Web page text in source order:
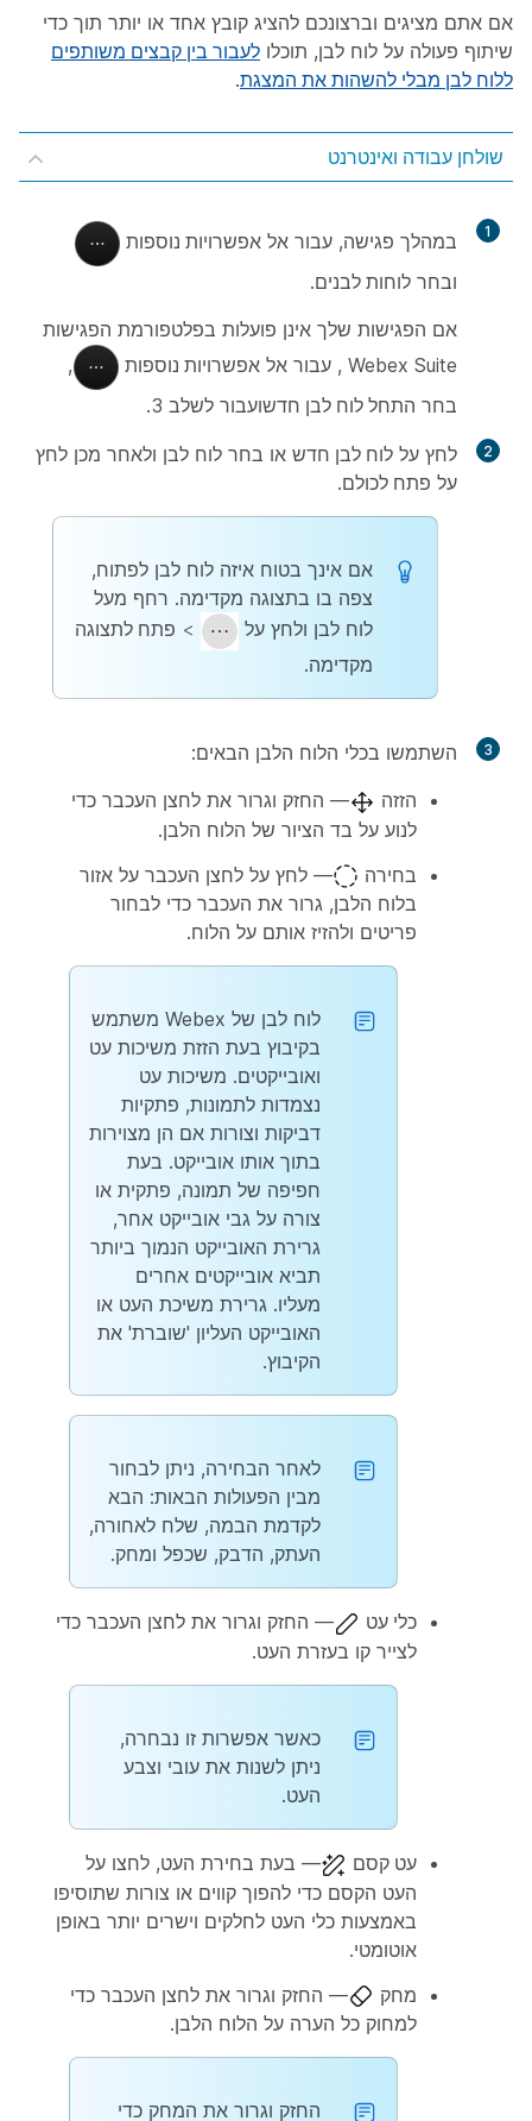
אם אתם מציגים וברצונכם להציג קובץ אחד או יותר תוך כדי
שיתוף פעולה על לוח לבן, תוכלו לעבור בין קבצים משותפים
ללוח לבן מבלי להשהות את המצגת.
שולחן עבודה ואינטרנט
1 במהלך פגישה, עבור אל אפשרויות נוספות
ובחר לוחות לבנים.
אם הפגישות שלך אינן פועלות בפלטפורמת הפגישות
Webex Suite , עבור אל אפשרויות נוספות
,
בחר התחל לוח לבן חדשועבור לשלב 3.
2 לחץ על לוח לבן חדש או בחר לוח לבן ולאחר מכן לחץ
על פתח לכולם.
אם אינך בטוח איזה לוח לבן לפתוח,
צפה בו בתצוגה מקדימה. רחף מעל
לוח לבן ולחץ על
> פתח לתצוגה
מקדימה.
3
השתמשו בכלי הלוח הלבן הבאים:
הזזה
— החזק וגרור את לחצן העכבר כדי
לנוע על בד הציור של הלוח הלבן.
בחירה
— לחץ על לחצן העכבר על אזור
בלוח הלבן, גרור את העכבר כדי לבחור
פריטים ולהזיז אותם על הלוח.
לוח לבן של Webex משתמש
בקיבוץ בעת הזזת משיכות עט
ואובייקטים. משיכות עט
נצמדות לתמונות, פתקיות
דביקות וצורות אם הן מצוירות
בתוך אותו אובייקט. בעת
חפיפה של תמונה, פתקית או
צורה על גבי אובייקט אחר,
גרירת האובייקט הנמוך ביותר
תביא אובייקטים אחרים
מעליו. גרירת משיכת העט או
האובייקט העליון 'שוברת' את
הקיבוץ.
לאחר הבחירה, ניתן לבחור
מבין הפעולות הבאות: הבא
לקדמת הבמה, שלח לאחורה,
העתק, הדבק, שכפל ומחק.
כלי עט
— החזק וגרור את לחצן העכבר כדי
לצייר קו בעזרת העט.
כאשר אפשרות זו נבחרה,
ניתן לשנות את עובי וצבע
העט.
עט קסם
— בעת בחירת העט, לחצו על
העט הקסם כדי להפוך קווים או צורות שתוסיפו
באמצעות כלי העט לחלקים וישרים יותר באופן
אוטומטי.
מחק
— החזק וגרור את לחצן העכבר כדי
למחוק כל הערה על הלוח הלבן.
החזק וגרור את המחק כדי